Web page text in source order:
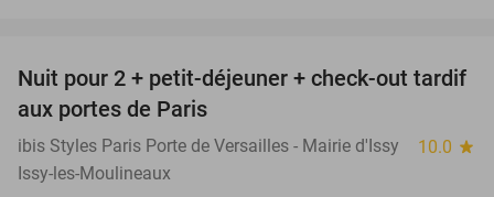
43%
Nuit pour 2 + petit-déjeuner + check-out tardif
aux portes de Paris
ibis Styles Paris Porte de Versailles - Mairie d'Issy 10.0 star
Issy-les-Moulineaux